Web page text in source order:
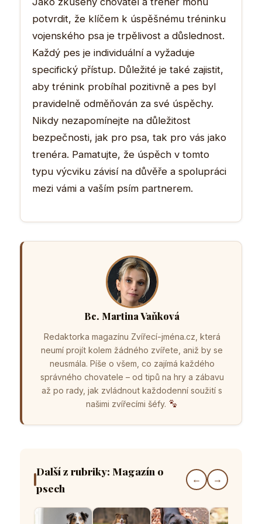
potvrdit, že klíčem k úspěšnému tréninku
vojenského psa je trpělivost a důslednost.
Každý pes je individuální a vyžaduje
specifický přístup. Důležité je také zajistit,
aby trénink probíhal pozitivně a pes byl
pravidelně odměňován za své úspěchy.
Nikdy nezapomínejte na důležitost
bezpečnosti, jak pro psa, tak pro vás jako
trenéra. Pamatujte, že úspěch v tomto
typu výcviku závisí na důvěře a spolupráci
mezi vámi a vaším psím partnerem.
Bc. Martina Vaňková
Redaktorka magazínu Zvířecí-jména.cz, která
neumí projít kolem žádného zvířete, aniž by se
neusmála. Píše o všem, co zajímá každého
správného chovatele – od tipů na hry a zábavu
až po rady, jak zvládnout každodenní soužití s
našimi zvířecími šéfy.
Další z rubriky: Magazín o
psech
← →